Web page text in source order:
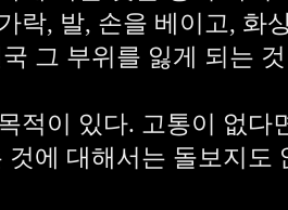
락, 발, 손을 베이고, 화
그 부위를 잃게 되는
적이 있다. 고통이 없다
것에 대해서는 돌보지도